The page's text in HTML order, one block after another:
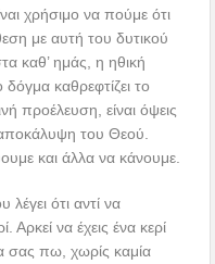
χρήσιμο να πούμε ότι
με αυτή του δυτικού
καθ’ ημάς, η ηθική
καθρεφτίζει το
προέλευση, είναι όψεις
του Θεού.
και άλλα να κάνουμε.
λέγει ότι αντί να
Αρκεί να έχεις ένα κερί
σας πω, χωρίς καμία